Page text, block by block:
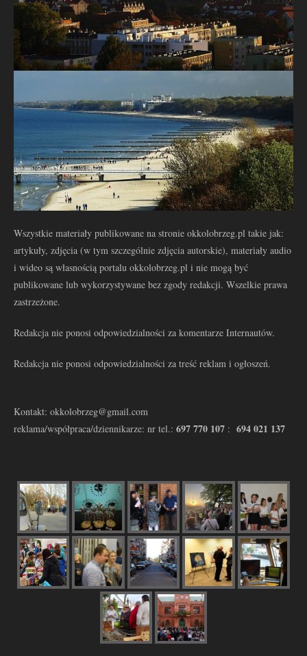
Wszystkie materiały publikowane na stronie okkolobrzeg.pl takie jak:
artykuły, zdjęcia (w tym szczególnie zdjęcia autorskie), materiały audio
i wideo są własnością portalu okkolobrzeg.pl i nie mogą być
publikowane lub wykorzystywane bez zgody redakcji. Wszelkie prawa
zastrzeżone.
Redakcja nie ponosi odpowiedzialności za komentarze Internautów.
Redakcja nie ponosi odpowiedzialności za treść reklam i ogłoszeń.
Kontakt: okkolobrzeg@gmail.com
reklama/współpraca/dziennikarze: nr tel.: 697 770 107 : 694 021 137